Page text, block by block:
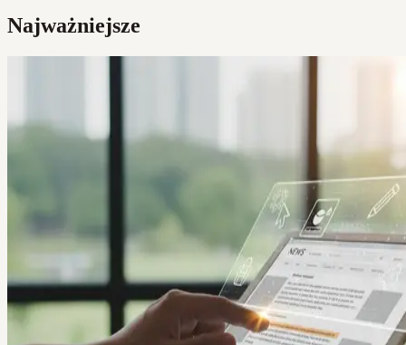
Najważniejsze